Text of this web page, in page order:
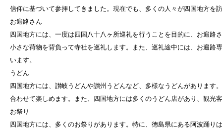
信仰に基づいて参拝してきました。現在でも、多くの人々が四国地方を
お遍路さん
四国地方には、一度は四国八十八ヶ所巡礼を行うことを目的に、お遍
小さな荷物を背負って寺社を巡礼します。また、巡礼途中には、お遍
います。
うどん
四国地方には、讃岐うどんや讃州うどんなど、多様なうどんがありま
合わせて楽しめます。また、四国地方には多くのうどん店があり、観光
お祭り
四国地方には、多くのお祭りがあります。特に、徳島県にある阿波踊